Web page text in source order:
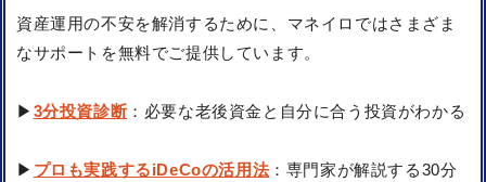
資産運用の不安を解消するために、マネイロではさまざま
なサポートを無料でご提供しています。
▶ 3分投資診断：必要な老後資金と自分に合う投資がわかる
▶ プロも実践するiDeCoの活用法：専門家が解説する30分